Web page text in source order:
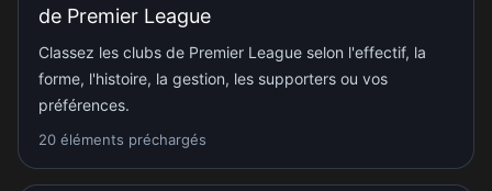
de Premier League
Classez les clubs de Premier League selon l'effectif, la
forme, l'histoire, la gestion, les supporters ou vos
préférences.
20 éléments préchargés